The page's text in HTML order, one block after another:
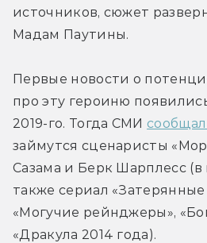
источников, сюжет
Мадам Паутины.
Первые новости о
про эту героиню
2019-го. Тогда СМИ
займутся сценаристы
Сазама и Берк Шарплесс
также сериал «Затерянные
«Могучие рейнджеры»,
«Дракула 2014 года).